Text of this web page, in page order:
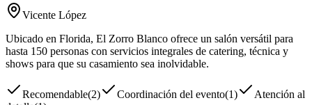
Vicente López
Ubicado en Florida, El Zorro Blanco ofrece un salón versátil para
hasta 150 personas con servicios integrales de catering, técnica y
shows para que su casamiento sea inolvidable.
Recomendable(2) Coordinación del evento(1)
Atención al